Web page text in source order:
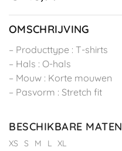
OMSCHRIJVING
– Producttype : T-shirts
– Hals : O-hals
– Mouw : Korte mouwen
– Pasvorm : Stretch fit
BESCHIKBARE MATEN
XS S M L XL